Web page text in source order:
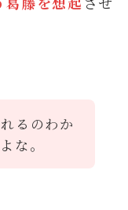
るのわか
な。